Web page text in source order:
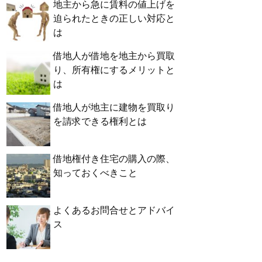
地主から急に賃料の値上げを
迫られたときの正しい対応と
は
借地人が借地を地主から買取
り、所有権にするメリットと
は
借地人が地主に建物を買取り
を請求できる権利とは
借地権付き住宅の購入の際、
知っておくべきこと
よくあるお問合せとアドバイ
ス